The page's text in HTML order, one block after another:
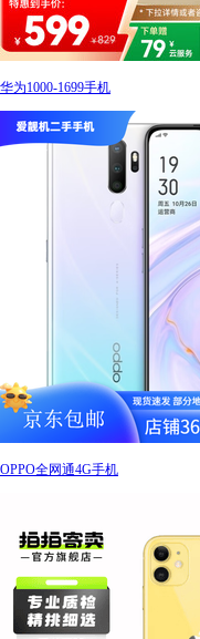
华为1000-1699手机
OPPO全网通4G手机